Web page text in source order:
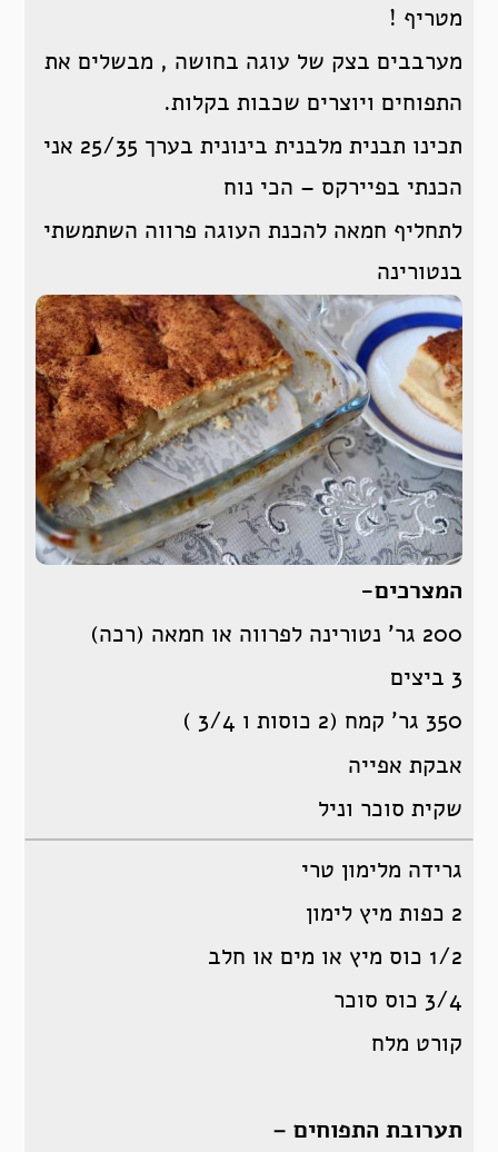
מטריף !
מערבבים בצק של עוגה בחושה , מבשלים את
התפוחים ויוצרים שכבות בקלות.
תכינו תבנית מלבנית בינונית בערך 25/35 אני
הכנתי בפיירקס – הכי נוח
לתחליף חמאה להכנת העוגה פרווה השתמשתי
בנטורינה
המצרכים-
200 גר’ נטורינה לפרווה או חמאה (רכה)
3 ביצים
350 גר’ קמח (2 כוסות ו 3/4 )
אבקת אפייה
שקית סוכר וניל
גרידה מלימון טרי
2 כפות מיץ לימון
1/2 כוס מיץ או מים או חלב
3/4 כוס סוכר
קורט מלח
תערובת התפוחים –